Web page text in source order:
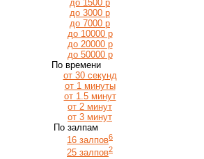
до 1500 р
до 3000 р
до 7000 р
до 10000 р
до 20000 р
до 50000 р
По времени
от 30 секунд
от 1 минуты
от 1.5 минут
от 2 минут
от 3 минут
По залпам
16 залпов6
25 залпов2